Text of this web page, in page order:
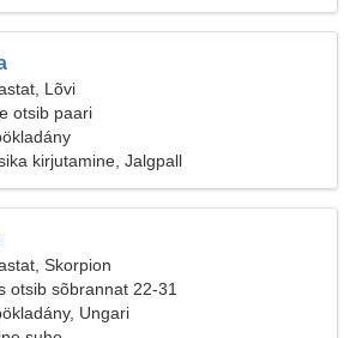
Lõvi
otsib paari
kirjutamine, Jalgpall
Skorpion
otsib sõbrannat 22-31
Ungari